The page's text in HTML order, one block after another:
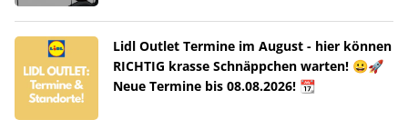
Lidl Outlet Termine im August - hier können
RICHTIG krasse Schnäppchen warten! 😀🚀
Neue Termine bis 08.08.2026! 📆